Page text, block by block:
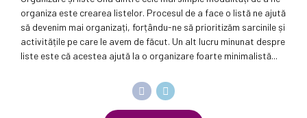
organiza este crearea listelor. Procesul de a face o listă ne ajută
să devenim mai organizați, forțându-ne să prioritizăm sarcinile și
activitățile pe care le avem de făcut. Un alt lucru minunat despre
liste este că acestea ajută la o organizare foarte minimalistă...